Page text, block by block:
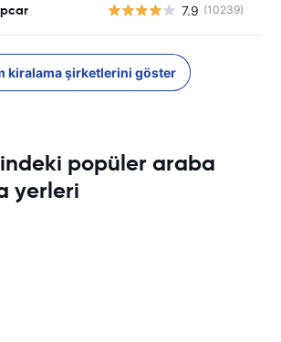
7.9 (10239)
kiralama şirketlerini göster
popüler araba
yerleri